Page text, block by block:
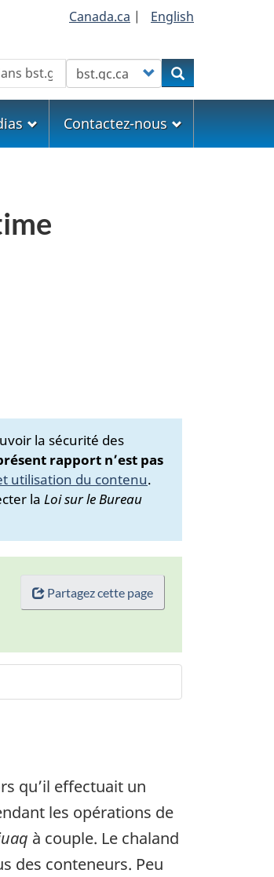
Canada.ca | English
Customize your searchRechercher
Contactez-nous
la sécurité des
rapport n’est pas
utilisation du contenu.
la Loi sur le Bureau
Partagez cette page
qu’il effectuait un
les opérations de
à couple. Le chaland
des conteneurs. Peu